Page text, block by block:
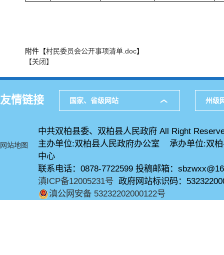
附件【村民委员会公开事项清单.doc】
【关闭】
友情链接 国家、省级网站 州级
网站地图
中共双柏县委、双柏县人民政府 All Right
主办单位:双柏县人民政府办公室 承办单位:双
中心
联系电话：0878-7722599 投稿邮箱：
滇ICP备12005231号 政府网站标识码：
滇公网安备 53232202000122号